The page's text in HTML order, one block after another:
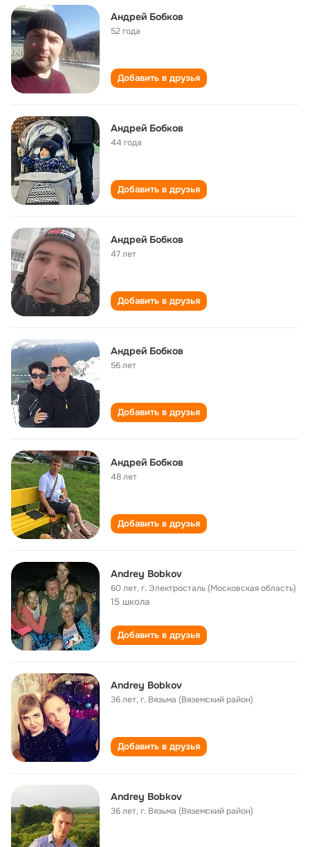
Андрей Бобков
52 года
Добавить в друзья
Андрей Бобков
44 года
Добавить в друзья
Андрей Бобков
47 лет
Добавить в друзья
Андрей Бобков
56 лет
Добавить в друзья
Андрей Бобков
48 лет
Добавить в друзья
Andrey Bobkov
60 лет,г. Электросталь (Московская область)
15 школа
Добавить в друзья
Andrey Bobkov
36 лет,г. Вязьма (Вяземский район)
Добавить в друзья
Andrey Bobkov
36 лет,г. Вязьма (Вяземский район)